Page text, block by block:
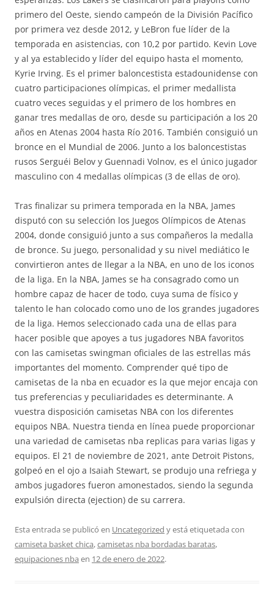
primero del Oeste, siendo campeón de la División Pacífico
por primera vez desde 2012, y LeBron fue líder de la
temporada en asistencias, con 10,2 por partido. Kevin Love
y al ya establecido y líder del equipo hasta el momento,
Kyrie Irving. Es el primer baloncestista estadounidense con
cuatro participaciones olímpicas, el primer medallista
cuatro veces seguidas y el primero de los hombres en
ganar tres medallas de oro, desde su participación a los 20
años en Atenas 2004 hasta Río 2016. También consiguió un
bronce en el Mundial de 2006. Junto a los baloncestistas
rusos Serguéi Belov y Guennadi Volnov, es el único jugador
masculino con 4 medallas olímpicas (3 de ellas de oro).
Tras finalizar su primera temporada en la NBA, James
disputó con su selección los Juegos Olímpicos de Atenas
2004, donde consiguió junto a sus compañeros la medalla
de bronce. Su juego, personalidad y su nivel mediático le
convirtieron antes de llegar a la NBA, en uno de los iconos
de la liga. En la NBA, James se ha consagrado como un
hombre capaz de hacer de todo, cuya suma de físico y
talento le han colocado como uno de los grandes jugadores
de la liga. Hemos seleccionado cada una de ellas para
hacer posible que apoyes a tus jugadores NBA favoritos
con las camisetas swingman oficiales de las estrellas más
importantes del momento. Comprender qué tipo de
camisetas de la nba en ecuador es la que mejor encaja con
tus preferencias y peculiaridades es determinante. A
vuestra disposición camisetas NBA con los diferentes
equipos NBA. Nuestra tienda en línea puede proporcionar
una variedad de camisetas nba replicas para varias ligas y
equipos. El 21 de noviembre de 2021, ante Detroit Pistons,
golpeó en el ojo a Isaiah Stewart, se produjo una refriega y
ambos jugadores fueron amonestados, siendo la segunda
expulsión directa (ejection) de su carrera.
Esta entrada se publicó en Uncategorized y está etiquetada con
camiseta basket chica,camisetas nba bordadas baratas,
equipaciones nba en 12 de enero de 2022.